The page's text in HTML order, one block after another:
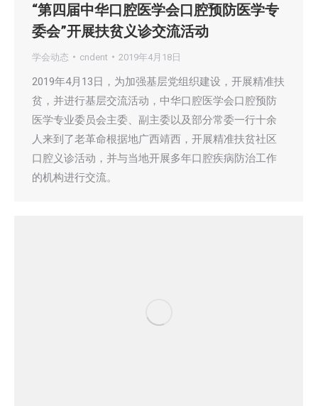
“第四届中华口腔医学会口腔预防医学专
委会”开展扶贫义诊交流活动
学会动态 cndent 2019年4月18日
2019年4月13日，为加强基层党组织建设，开展精准扶
贫，并进行基层交流活动，中华口腔医学会口腔预防
医学专业委员会主委、副主委以及部分常委一行十余
人来到了老革命根据地广西靖西，开展精准扶贫社区
口腔义诊活动，并与当地开展多年口腔疾病防治工作
的机构进行交流。